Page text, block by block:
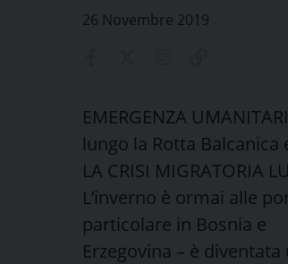
26 Novembre 2019
EMERGENZA
lungo la Rotta
LA CRISI MIGRATORIA
L’inverno è ormai alle
particolare in Bosnia e
Erzegovina – è